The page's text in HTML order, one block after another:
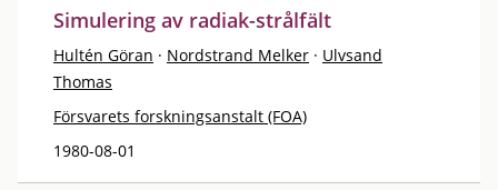
Simulering av radiak-strålfält
Hultén Göran · Nordstrand Melker · Ulvsand
Thomas
Försvarets forskningsanstalt (FOA)
1980-08-01